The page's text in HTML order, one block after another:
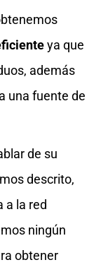
ya que
además
una fuente de
de su
descrito,
a la red
ningún
obtener